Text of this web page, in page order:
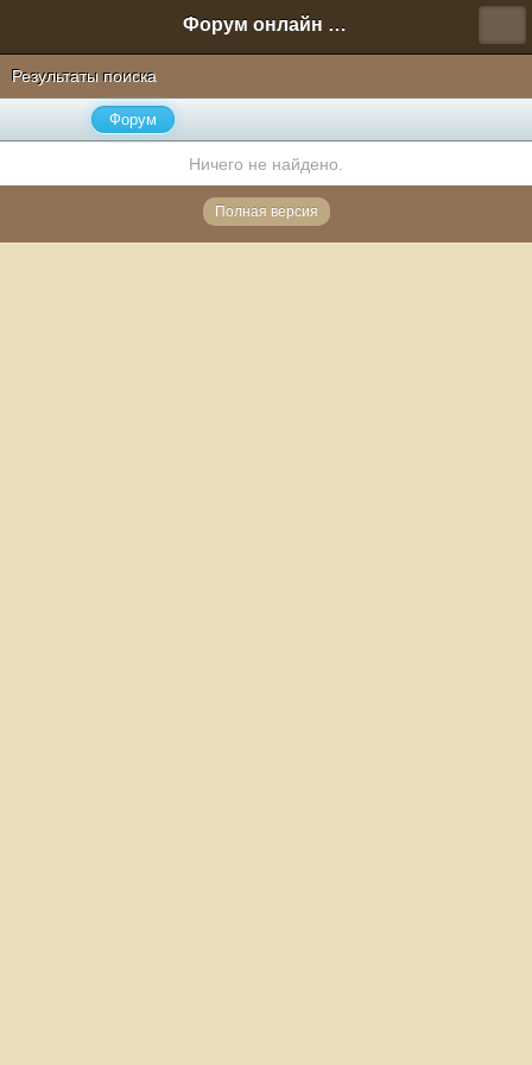
Форум онлайн игры "Новая Эра" (Нюра Биз)
Результаты поиска
Форум
Ничего не найдено.
Полная версия